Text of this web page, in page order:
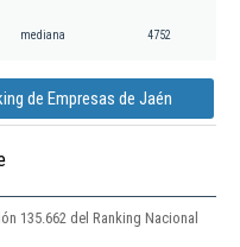
mediana 4752
de Empresas de Jaén
135.662 del Ranking Nacional